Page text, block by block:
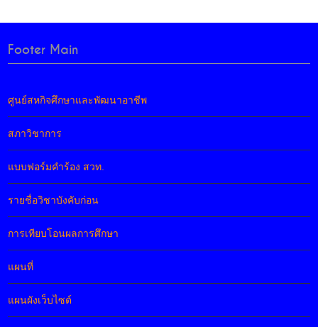
Footer Main
ศูนย์สหกิจศึกษาและพัฒนาอาชีพ
สภาวิชาการ
แบบฟอร์มคำร้อง สวท.
รายชื่อวิชาบังคับก่อน
การเทียบโอนผลการศึกษา
แผนที่
แผนผังเว็บไซต์